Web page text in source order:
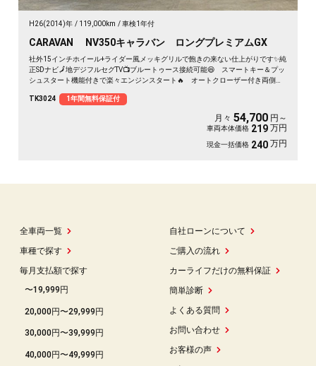
H26(2014)年 119,000km 車検1年付
CARAVAN NV350キャラバン ロングプレミアムGX
社外15インチホイール+ライダー風メッキグリルで飽きの来ない仕上がりです✨純
正SDナビ🗾地デジフルセグTV📺ブルートゥース接続可能😆 スマートキー＆プッ
シュスタート機能付きで楽々エンジンスタート🔥 オートクローザー付き両側ス
のバックカメラ付👀
TK3024 1年間無料保証付
月々 54,700 円～
車両本体価格 219 万円
現金一括価格 240 万円
全車両一覧
車種で探す
毎月支払額で探す
〜19,999円
20,000円〜29,999円
30,000円〜39,999円
40,000円〜49,999円
自社ローンについて
ご購入の流れ
カーライフだけの無料保証
簡単診断
よくある質問
お問い合わせ
お客様の声